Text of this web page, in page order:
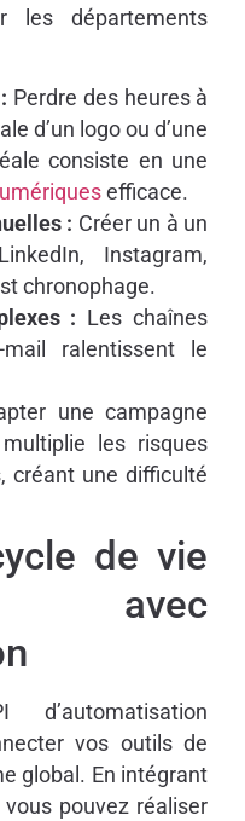
les départements
Perdre des heures à
d’un logo ou d’une
consiste en une
efficace.
: Créer un à un
Instagram,
chronophage.
: Les chaînes
mail ralentissent le
une campagne
les risques
créant une difficulté
de vie
avec
d’automatisation
vos outils de
global. En intégrant
pouvez réaliser